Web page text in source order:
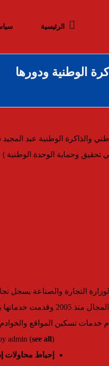
الرئيسية
الوطنية ودورها
والذاكرة الوطنية عبد
في تحقيق وحماية الوحدة
دولتين وتعمل في هذا
خدمات تسكين المواقع
admin(see all)